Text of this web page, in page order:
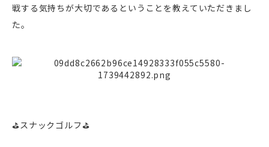
戦する気持ちが大切であるということを教えていただきまし
た。
⛳スナックゴルフ⛳